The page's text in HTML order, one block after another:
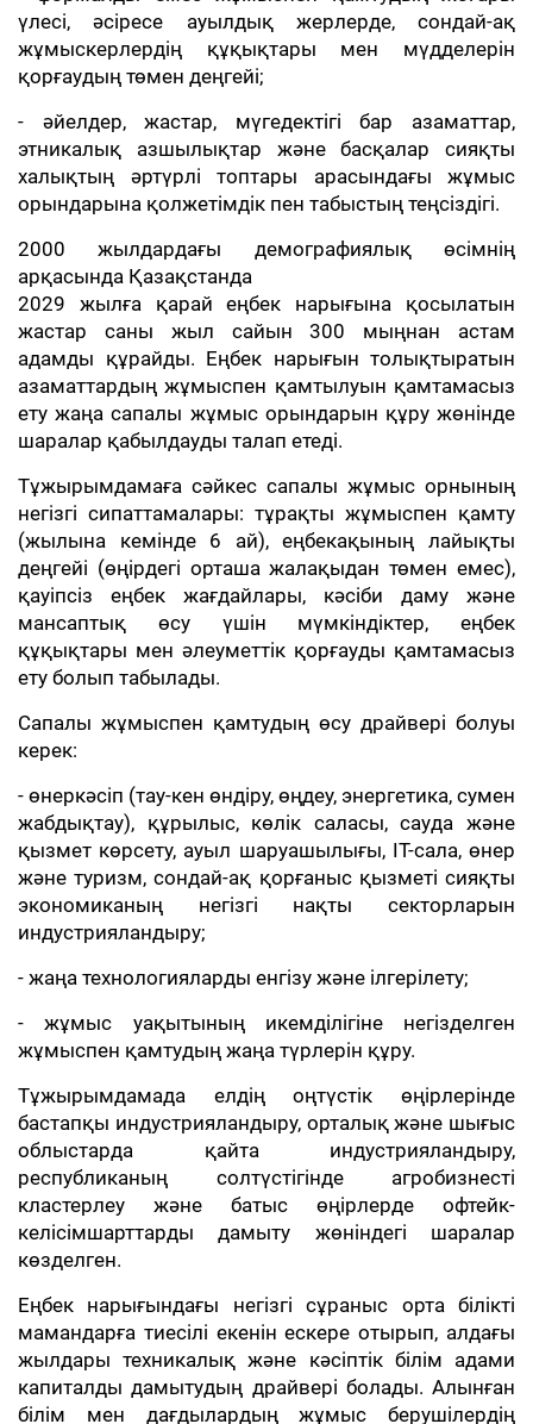
үлесі, әсіресе ауылдық жерлерде, сондай-ақ
жұмыскерлердің құқықтары мен мүдделерін
қорғаудың төмен деңгейі;
- әйелдер, жастар, мүгедектігі бар азаматтар,
этникалық азшылықтар және басқалар сияқты
халықтың әртүрлі топтары арасындағы жұмыс
орындарына қолжетімдік пен табыстың теңсіздігі.
2000 жылдардағы демографиялық өсімнің
арқасында Қазақстанда
2029 жылға қарай еңбек нарығына қосылатын
жастар саны жыл сайын 300 мыңнан астам
адамды құрайды. Еңбек нарығын толықтыратын
азаматтардың жұмыспен қамтылуын қамтамасыз
ету жаңа сапалы жұмыс орындарын құру жөнінде
шаралар қабылдауды талап етеді.
Тұжырымдамаға сәйкес сапалы жұмыс орнының
негізгі сипаттамалары: тұрақты жұмыспен қамту
(жылына кемінде 6 ай), еңбекақының лайықты
деңгейі (өңірдегі орташа жалақыдан төмен емес),
қауіпсіз еңбек жағдайлары, кәсіби даму және
мансаптық өсу үшін мүмкіндіктер, еңбек
құқықтары мен әлеуметтік қорғауды қамтамасыз
ету болып табылады.
Сапалы жұмыспен қамтудың өсу драйвері болуы
керек:
- өнеркәсіп (тау-кен өндіру, өңдеу, энергетика, сумен
жабдықтау), құрылыс, көлік саласы, сауда және
қызмет көрсету, ауыл шаруашылығы, IT-сала, өнер
және туризм, сондай-ақ қорғаныс қызметі сияқты
экономиканың негізгі нақты секторларын
индустрияландыру;
- жаңа технологияларды енгізу және ілгерілету;
- жұмыс уақытының икемділігіне негізделген
жұмыспен қамтудың жаңа түрлерін құру.
Тұжырымдамада елдің оңтүстік өңірлерінде
бастапқы индустрияландыру, орталық және шығыс
облыстарда қайта индустрияландыру,
республиканың солтүстігінде агробизнесті
кластерлеу және батыс өңірлерде офтейк-
келісімшарттарды дамыту жөніндегі шаралар
көзделген.
Еңбек нарығындағы негізгі сұраныс орта білікті
мамандарға тиесілі екенін ескере отырып, алдағы
жылдары техникалық және кәсіптік білім адами
капиталды дамытудың драйвері болады. Алынған
білім мен дағдылардың жұмыс берушілердің